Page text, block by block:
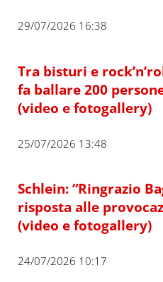
29/07/2026 16:38
Tra bisturi e
fa ballare 200
(video e fotogallery)
25/07/2026 13:48
Schlein: “Ringrazio
risposta alle
(video e fotogallery)
24/07/2026 10:17